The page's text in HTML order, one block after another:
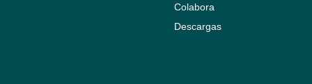
Colabora
Descargas